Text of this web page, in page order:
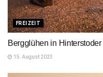
FREIZEIT
Bergglühen in Hinterstoder
15. August 2023